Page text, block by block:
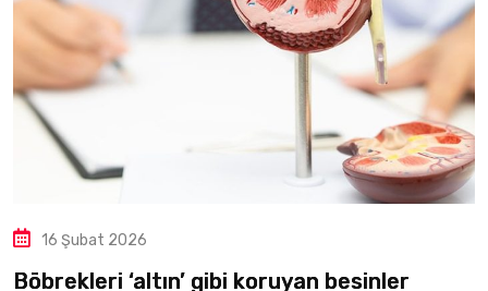
16 Şubat 2026
Böbrekleri ‘altın’ gibi koruyan besinler